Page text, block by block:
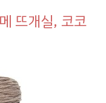
뜨개실, 코코